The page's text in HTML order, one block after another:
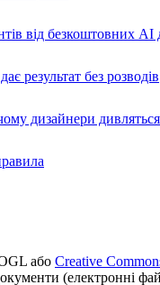
від безкоштовних AI
результат без розводів
дизайнери
або Creative
(електронні